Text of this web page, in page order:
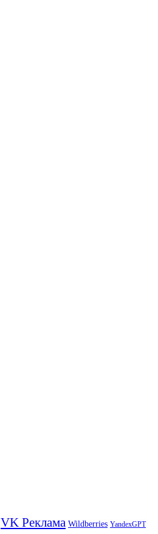
VK Реклама Wildberries YandexGPT